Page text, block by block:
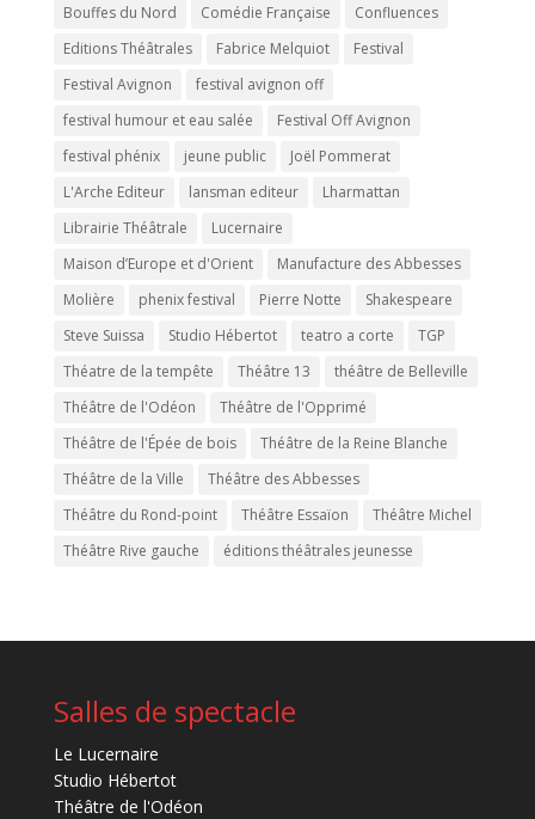
Bouffes du Nord Comédie Française
Confluences
Editions Théâtrales
Fabrice Melquiot
Festival
Festival Avignon
festival avignon off
festival humour et eau salée
Festival Off Avignon
festival phénix
jeune public
Joël Pommerat
L'Arche Editeur
lansman editeur
Lharmattan
Librairie Théâtrale
Lucernaire
Maison d’Europe et d'Orient
Manufacture des Abbesses
Molière
phenix festival Pierre Notte
Shakespeare
Steve Suissa
Studio Hébertot teatro a corte
TGP
Théatre de la tempête
Théâtre 13
théâtre de Belleville
Théâtre de l'Odéon
Théâtre de l'Opprimé
Théâtre de l'Épée de bois
Théâtre de la Reine Blanche
Théâtre de la Ville
Théâtre des Abbesses
Théâtre du Rond-point
Théâtre Essaïon
Théâtre Michel
Théâtre Rive gauche
éditions théâtrales jeunesse
Salles de spectacle
Le Lucernaire
Studio Hébertot
Théâtre de l'Odéon